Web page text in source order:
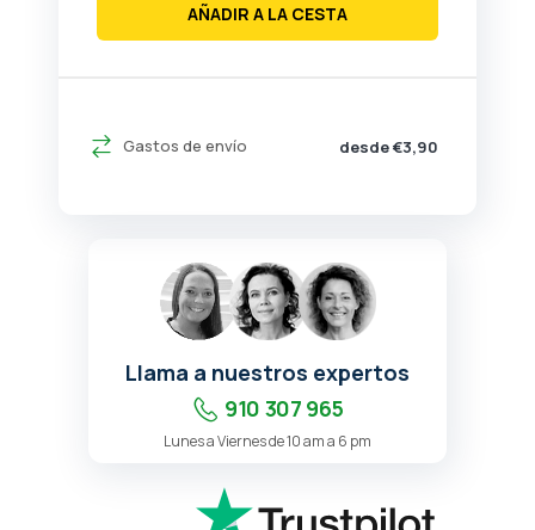
Gastos de envío desde €3,90
AÑADIR A LA CESTA
Llama a nuestros expertos
910 307 965
Lunes a Viernes de 10 am a 6 pm